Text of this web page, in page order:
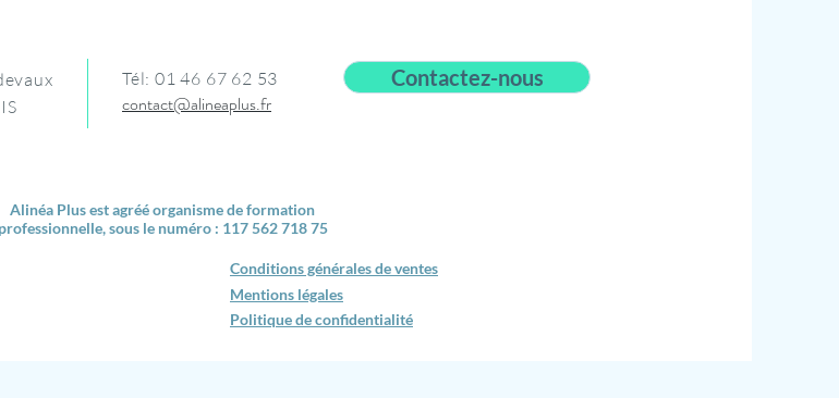
Tél: 01 46 67 62 53
contact@alineaplus.fr
Contactez-nous
Alinéa Plus est agréé organisme de formation
professionnelle, sous le numéro : 117 562 718 75
Conditions générales de ventes
Mentions légales
Politique de confidentialité